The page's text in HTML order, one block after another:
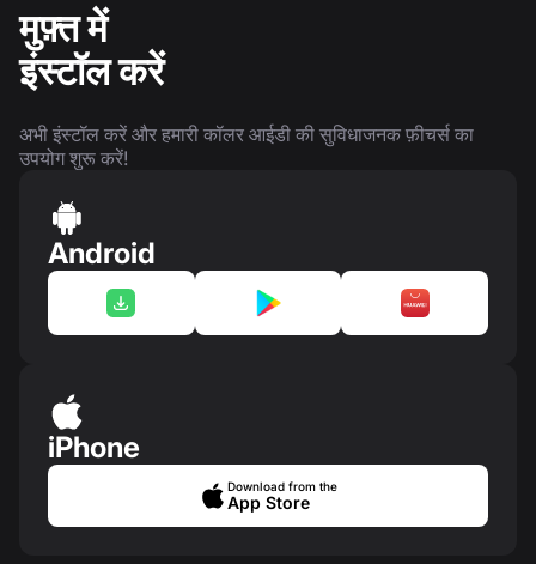
मुफ़्त में
इंस्टॉल करें
अभी इंस्टॉल करें और हमारी कॉलर आईडी की सुविधाजनक फ़ीचर्स का
उपयोग शुरू करें!
Android
iPhone
Download from the
App Store